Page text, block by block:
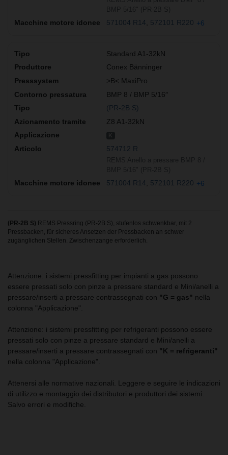
571004 R14 572101 R220 +6
Standard A1-32kN
Conex Bänninger
>B< MaxiPro
BMP 8 / BMP 5/16″
(PR-2B S)
Z8 A1-32kN
574712 R
571004 R14 572101 R220 +6
(PR-2B S) REMS Pressring (PR-2B S), stufenlos schwenkbar, mit 2
Pressbacken, für sicheres Ansetzen der Pressbacken an schwer
zugänglichen Stellen. Zwischenzange erforderlich.
Attenzione: i sistemi pressfitting per impianti a gas possono
essere pressati solo con pinze a pressare standard e Mini/anelli a
pressare/inserti a pressare contrassegnati con "G = gas" nella
colonna "Applicazione".
Attenzione: i sistemi pressfitting per refrigeranti possono essere
pressati solo con pinze a pressare standard e Mini/anelli a
pressare/inserti a pressare contrassegnati con "K = refrigeranti"
nella colonna "Applicazione".
Attenersi alle normative nazionali. Leggere e seguire le indicazioni
di utilizzo e montaggio dei distributori e produttori dei sistemi.
Salvo errori e modifiche.